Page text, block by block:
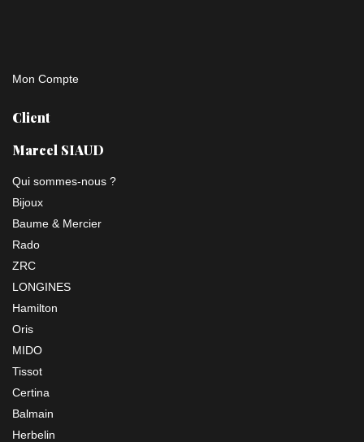
Mon Compte
Client
Marcel SIAUD
Qui sommes-nous ?
Bijoux
Baume & Mercier
Rado
ZRC
LONGINES
Hamilton
Oris
MIDO
Tissot
Certina
Balmain
Herbelin